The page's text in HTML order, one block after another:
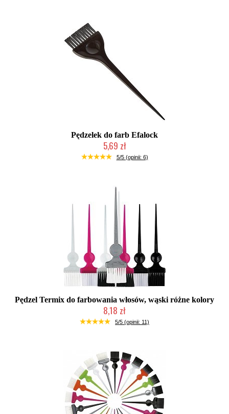
Pędzelek do farb Efalock
5,69 zł
Duża ilość (wysyłka w 24h)
5/5 (opinii: 6)
Pędzel Termix do farbowania włosów, wąski różne kolory
8,18 zł
Duża ilość (wysyłka w 24h)
5/5 (opinii: 11)